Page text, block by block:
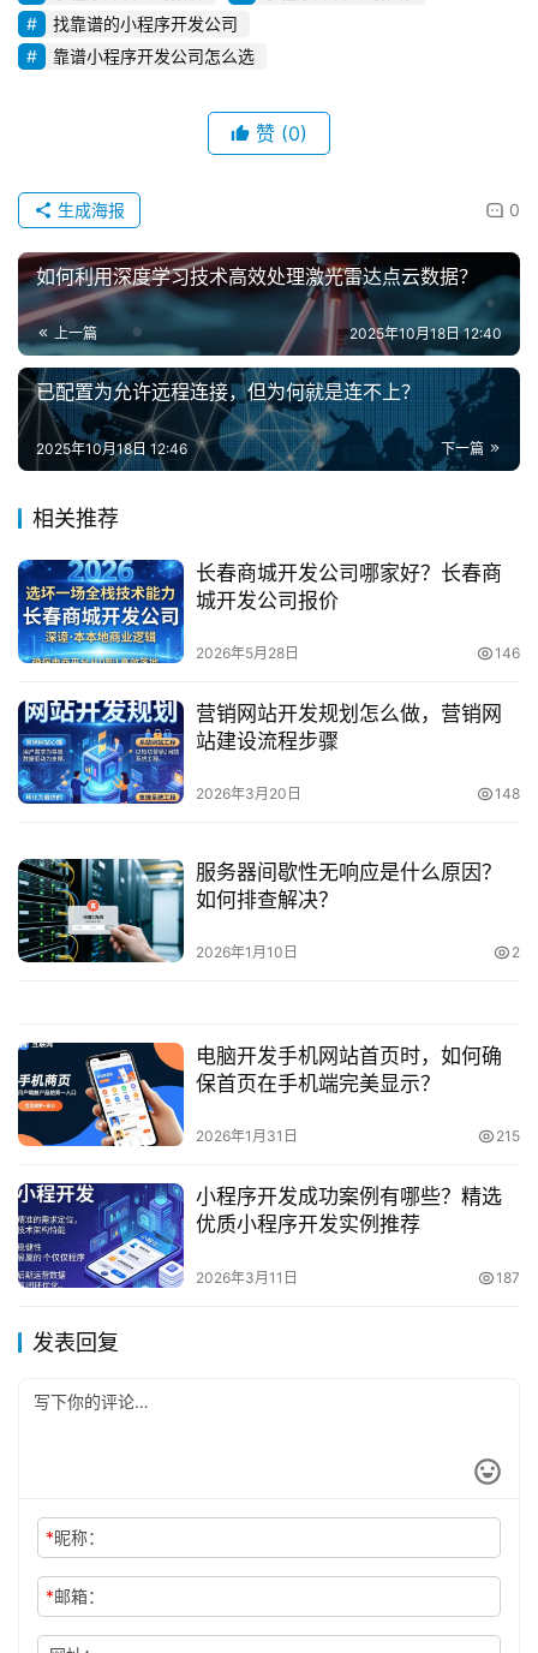
找靠谱的小程序开发公司
靠谱小程序开发公司怎么选
赞 (0)
0
生成海报
如何利用深度学习技术高效处理激光雷达点云数据？
上一篇 2025年10月18日 12:40
已配置为允许远程连接，但为何就是连不上？
下一篇
2025年10月18日 12:46
相关推荐
长春商城开发公司哪家好？长春商
城开发公司报价
2026年5月28日 146
营销网站开发规划怎么做，营销网
站建设流程步骤
2026年3月20日 148
服务器间歇性无响应是什么原因？
如何排查解决？
2026年1月10日 2
电脑开发手机网站首页时，如何确
保首页在手机端完美显示？
2026年1月31日 215
小程序开发成功案例有哪些？精选
优质小程序开发实例推荐
2026年3月11日 187
发表回复
*昵称：
*邮箱：